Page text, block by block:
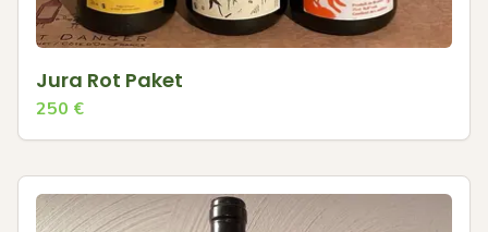
Jura Rot Paket
250 €